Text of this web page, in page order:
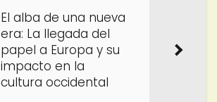
El alba de una nueva
era: La llegada del
papel a Europa y su
impacto en la
cultura occidental